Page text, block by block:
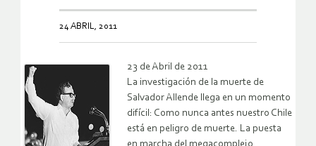
24 ABRIL, 2011
23 de Abril de 2011
La investigación de la muerte de
Salvador Allende llega en un momento
difícil: Como nunca antes nuestro Chile
está en peligro de muerte. La puesta